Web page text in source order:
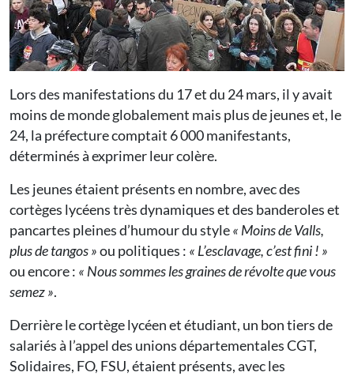
Lors des manifestations du 17 et du 24 mars, il y avait
moins de monde globalement mais plus de jeunes et, le
24, la préfecture comptait 6 000 manifestants,
déterminés à exprimer leur colère.
Les jeunes étaient présents en nombre, avec des
cortèges lycéens très dynamiques et des banderoles et
pancartes pleines d’humour du style« Moins de Valls,
plus de tangos »ou politiques : « L’esclavage, c’est fini ! »
ou encore : « Nous sommes les graines de révolte que vous
semez ».
Derrière le cortège lycéen et étudiant, un bon tiers de
salariés à l’appel des unions départementales CGT,
Solidaires, FO, FSU, étaient présents, avec les